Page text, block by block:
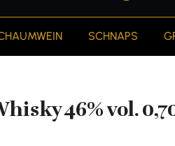
SCHNAPS
46% vol.